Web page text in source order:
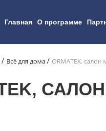
Главная О программе
Всё для дома ORMATEK,